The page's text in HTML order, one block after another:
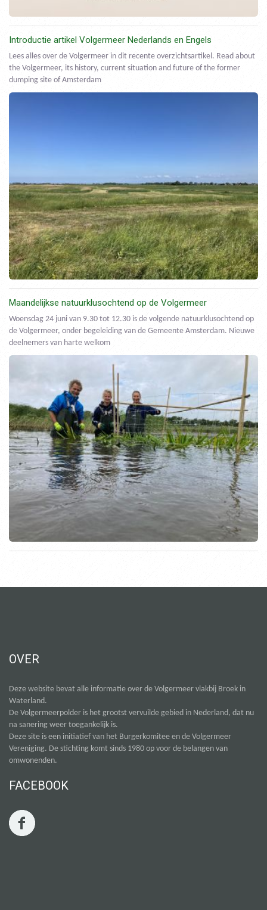
Introductie artikel Volgermeer Nederlands en Engels
Lees alles over de Volgermeer in dit recente overzichtsartikel. Read about
the Volgermeer, its history, current situation and future of the former
dumping site of Amsterdam
Maandelijkse natuurklusochtend op de Volgermeer
Woensdag 24 juni van 9.30 tot 12.30 is de volgende natuurklusochtend op
de Volgermeer, onder begeleiding van de Gemeente Amsterdam. Nieuwe
deelnemers van harte welkom
OVER
Deze website bevat alle informatie over de Volgermeer vlakbij Broek in
Waterland.
De Volgermeerpolder is het grootst vervuilde gebied in Nederland, dat nu
na sanering weer toegankelijk is.
Deze site is een initiatief van het Burgerkomitee en de Volgermeer
Vereniging. De stichting komt sinds 1980 op voor de belangen van
omwonenden.
FACEBOOK